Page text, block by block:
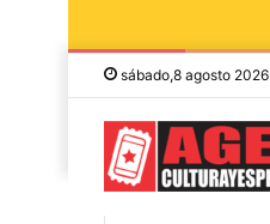
sábado,8 agosto 2026